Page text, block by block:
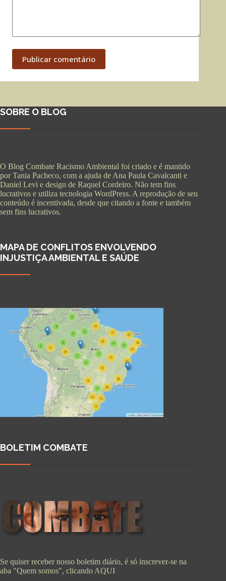
Publicar comentário
SOBRE O BLOG
O Blog Combate Racismo Ambiental foi criado e é mantido
por Tania Pacheco, com a ajuda de Ana Paula Cavalcanti e
Daniel Levi e design de Raquel Cordeiro. Não tem fins
lucrativos e utiliza tecnologia WordPress. A reprodução de seu
conteúdo é incentivada, desde que citando a fonte e também
sem fins lucrativos.
MAPA DE CONFLITOS ENVOLVENDO
INJUSTIÇA AMBIENTAL E SAÚDE
BOLETIM COMBATE
Se quiser receber nosso boletim diário, é só inscrever-se na
aba "Quem somos", clicando AQUI